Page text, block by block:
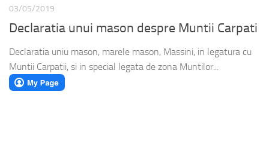
03/05/2019
Declaratia unui mason despre Muntii Carpati
Declaratia uniu mason, marele mason, Massini, in legatura cu
Muntii Carpatii, si in special legata de zona Muntilor...